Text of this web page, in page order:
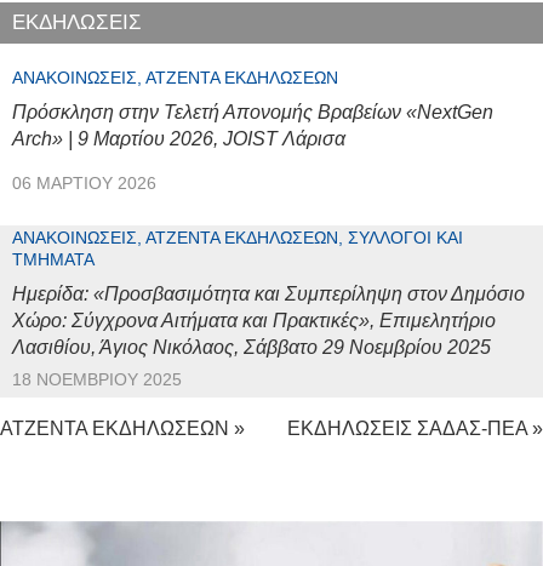
ΕΚΔΗΛΩΣΕΙΣ
ΑΝΑΚΟΙΝΏΣΕΙΣ, ΑΤΖΈΝΤΑ ΕΚΔΗΛΏΣΕΩΝ
Πρόσκληση στην Τελετή Απονομής Βραβείων «NextGen
Arch» | 9 Μαρτίου 2026, JOIST Λάρισα
06 ΜΑΡΤΊΟΥ 2026
ΑΝΑΚΟΙΝΏΣΕΙΣ, ΑΤΖΈΝΤΑ ΕΚΔΗΛΏΣΕΩΝ, ΣΎΛΛΟΓΟΙ ΚΑΙ
ΤΜΉΜΑΤΑ
Ημερίδα: «Προσβασιμότητα και Συμπερίληψη στον Δημόσιο
Χώρο: Σύγχρονα Αιτήματα και Πρακτικές», Επιμελητήριο
Λασιθίου, Άγιος Νικόλαος, Σάββατο 29 Νοεμβρίου 2025
18 ΝΟΕΜΒΡΊΟΥ 2025
ΑΤΖΕΝΤΑ ΕΚΔΗΛΩΣΕΩΝ » ΕΚΔΗΛΩΣΕΙΣ ΣΑΔΑΣ-ΠΕΑ »